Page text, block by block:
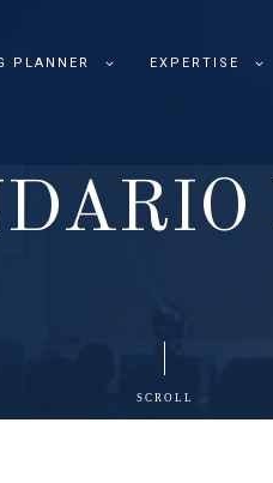
PLANNER EXPERTISE
DARIO
SCROLL